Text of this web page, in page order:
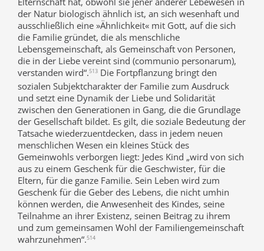
der Natur biologisch ähnlich ist, an sich wesenhaft und
ausschließlich eine »Ähnlichkeit« mit Gott, auf die sich
die Familie gründet, die als menschliche
Lebensgemeinschaft, als Gemeinschaft von Personen,
die in der Liebe vereint sind (communio personarum),
verstanden wird“.513 Die Fortpflanzung bringt den
sozialen Subjektcharakter der Familie zum Ausdruck
und setzt eine Dynamik der Liebe und Solidarität
zwischen den Generationen in Gang, die die Grundlage
der Gesellschaft bildet. Es gilt, die soziale Bedeutung der
Tatsache wiederzuentdecken, dass in jedem neuen
menschlichen Wesen ein kleines Stück des
Gemeinwohls verborgen liegt: Jedes Kind „wird von sich
aus zu einem Geschenk für die Geschwister, für die
Eltern, für die ganze Familie. Sein Leben wird zum
Geschenk für die Geber des Lebens, die nicht umhin
können werden, die Anwesenheit des Kindes, seine
Teilnahme an ihrer Existenz, seinen Beitrag zu ihrem
und zum gemeinsamen Wohl der Familiengemeinschaft
wahrzunehmen“.514